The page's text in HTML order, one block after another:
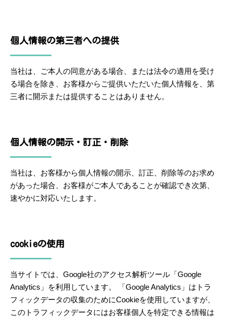
個人情報の第三者への提供
当社は、ご本人の同意がある場合、または法令の適用を受け
る場合を除き、お客様からご提供いただいた個人情報を、第
三者に開示または提供することはありません。
個人情報の開示・訂正・削除
当社は、お客様から個人情報の開示、訂正、削除等のお求め
があった場合、お客様がご本人であることが確認でき次第、
速やかに対応いたします。
cookieの使用
当サイトでは、Google社のアクセス解析ツール「Google
Analytics」を利用しています。 「Google Analytics」はトラ
フィックデータの収集のためにCookieを使用していますが、
このトラフィックデータにはお客様個人を特定できる情報は